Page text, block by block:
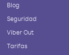
Blog
Seguridad
Viber Out
Tarifas